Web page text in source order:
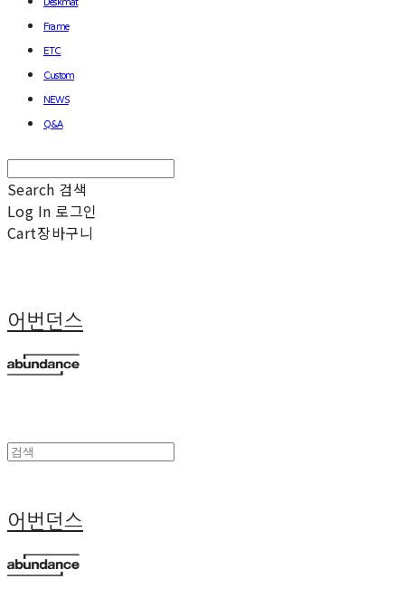
Frame
ETC
Custom
NEWS
Q&A
Search 검색
Log In 로그인
Cart장바구니
어번던스
어번던스